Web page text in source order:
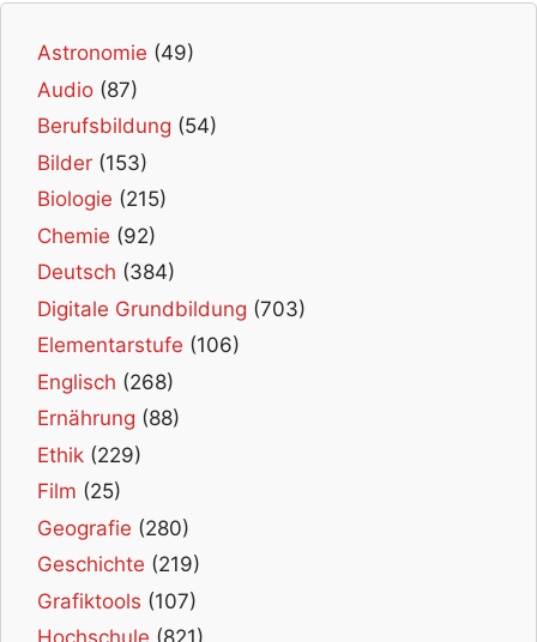
Astronomie (49)
Audio (87)
Berufsbildung (54)
Bilder (153)
Biologie (215)
Chemie (92)
Deutsch (384)
Digitale Grundbildung (703)
Elementarstufe (106)
Englisch (268)
Ernährung (88)
Ethik (229)
Film (25)
Geografie (280)
Geschichte (219)
Grafiktools (107)